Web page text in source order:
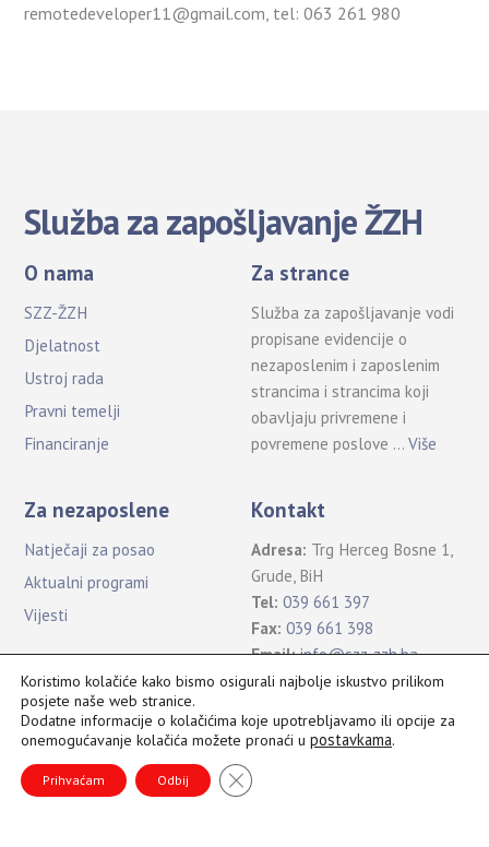
remotedeveloper11@gmail.com, tel: 063 261 980
Služba za zapošljavanje ŽZH
O nama
SZZ-ŽZH
Djelatnost
Ustroj rada
Pravni temelji
Financiranje
Za strance
Služba za zapošljavanje vodi
propisane evidencije o
nezaposlenim i zaposlenim
strancima i strancima koji
obavljaju privremene i
povremene poslove …Više
Za nezaposlene
Natječaji za posao
Aktualni programi
Vijesti
Kontakt
Adresa: Trg Herceg Bosne 1,
Grude, BiH
Tel: 039 661 397
Fax: 039 661 398
Email: info@szz-zzh.ba
Sva prava pridržana Služba za zapošljavanje ŽZH ©2021
Koristimo kolačiće kako bismo osigurali najbolje iskustvo prilikom
posjete naše web stranice.
Dodatne informacije o kolačićima koje upotrebljavamo ili opcije za
onemogućavanje kolačića možete pronaći u postavkama.
Prihvaćam Odbij CLOSE GDPR COOKIE BANNER